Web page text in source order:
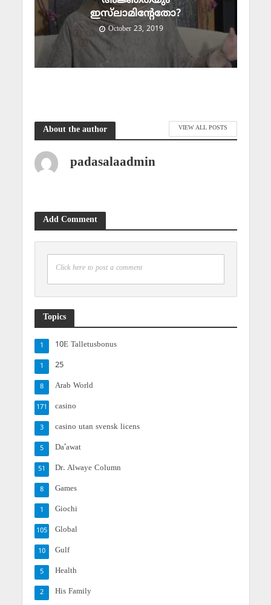
ഇസ്‌ലാമിന്റേതോ?
October 23, 2019
About the author VIEW ALL POSTS
padasalaadmin
Add Comment
Click here to post a comment
Topics
10E Talletusbonus
1
25
1
Arab World
8
casino
171
casino utan svensk licens
3
Da'awat
5
Dr. Alwaye Column
51
Games
8
Giochi
1
Global
105
Gulf
10
Health
5
His Family
2